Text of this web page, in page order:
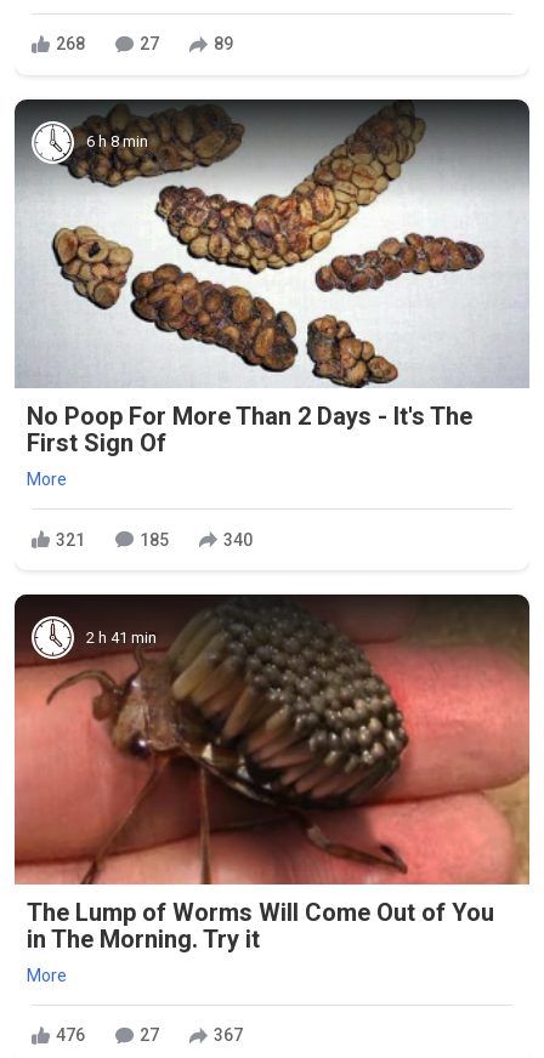
268 27 89
6 h 8 min
No Poop For More Than 2 Days - It's The
First Sign Of
More
321 185 340
2 h 41 min
The Lump of Worms Will Come Out of You
in The Morning. Try it
More
476 27 367